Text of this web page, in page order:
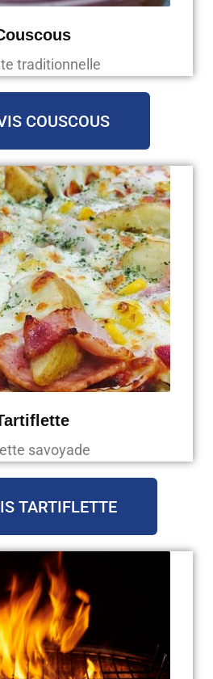
traditionnelle
COUSCOUS
savoyade
TARTIFLETTE